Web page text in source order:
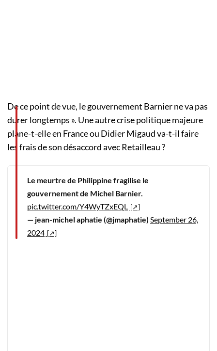
De ce point de vue, le gouvernement Barnier ne va pas
durer longtemps ». Une autre crise politique majeure
plane-t-elle en France ou Didier Migaud va-t-il faire
les frais de son désaccord avec Retailleau ?
Le meurtre de Philippine fragilise le
gouvernement de Michel Barnier.
pic.twitter.com/Y4WyTZxEQL
— jean-michel aphatie (@jmaphatie) September 26,
2024